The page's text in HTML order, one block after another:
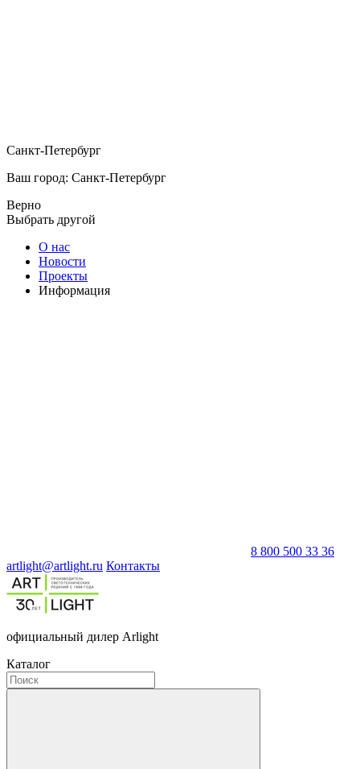
Санкт-Петербург
Ваш город: Санкт-Петербург
Верно
Выбрать другой
О нас
Новости
Проекты
Информация
8 800 500 33 36
artlight@artlight.ru Контакты
официальный дилер Arlight
Каталог